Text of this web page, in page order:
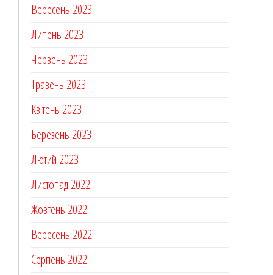
Вересень 2023
Липень 2023
Червень 2023
Травень 2023
Квітень 2023
Березень 2023
Лютий 2023
Листопад 2022
Жовтень 2022
Вересень 2022
Серпень 2022